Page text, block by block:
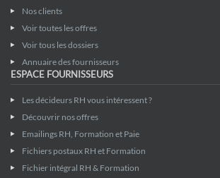
Nos clients
Voir toutes les offres
Voir tous les dossiers
Annuaire des fournisseurs
ESPACE FOURNISSEURS
Les décideurs RH vous intéressent ?
Découvrir nos offres
Emailings RH, Formation et Paie
Fichiers postaux RH et Formation
Fichier intégral RH & Formation